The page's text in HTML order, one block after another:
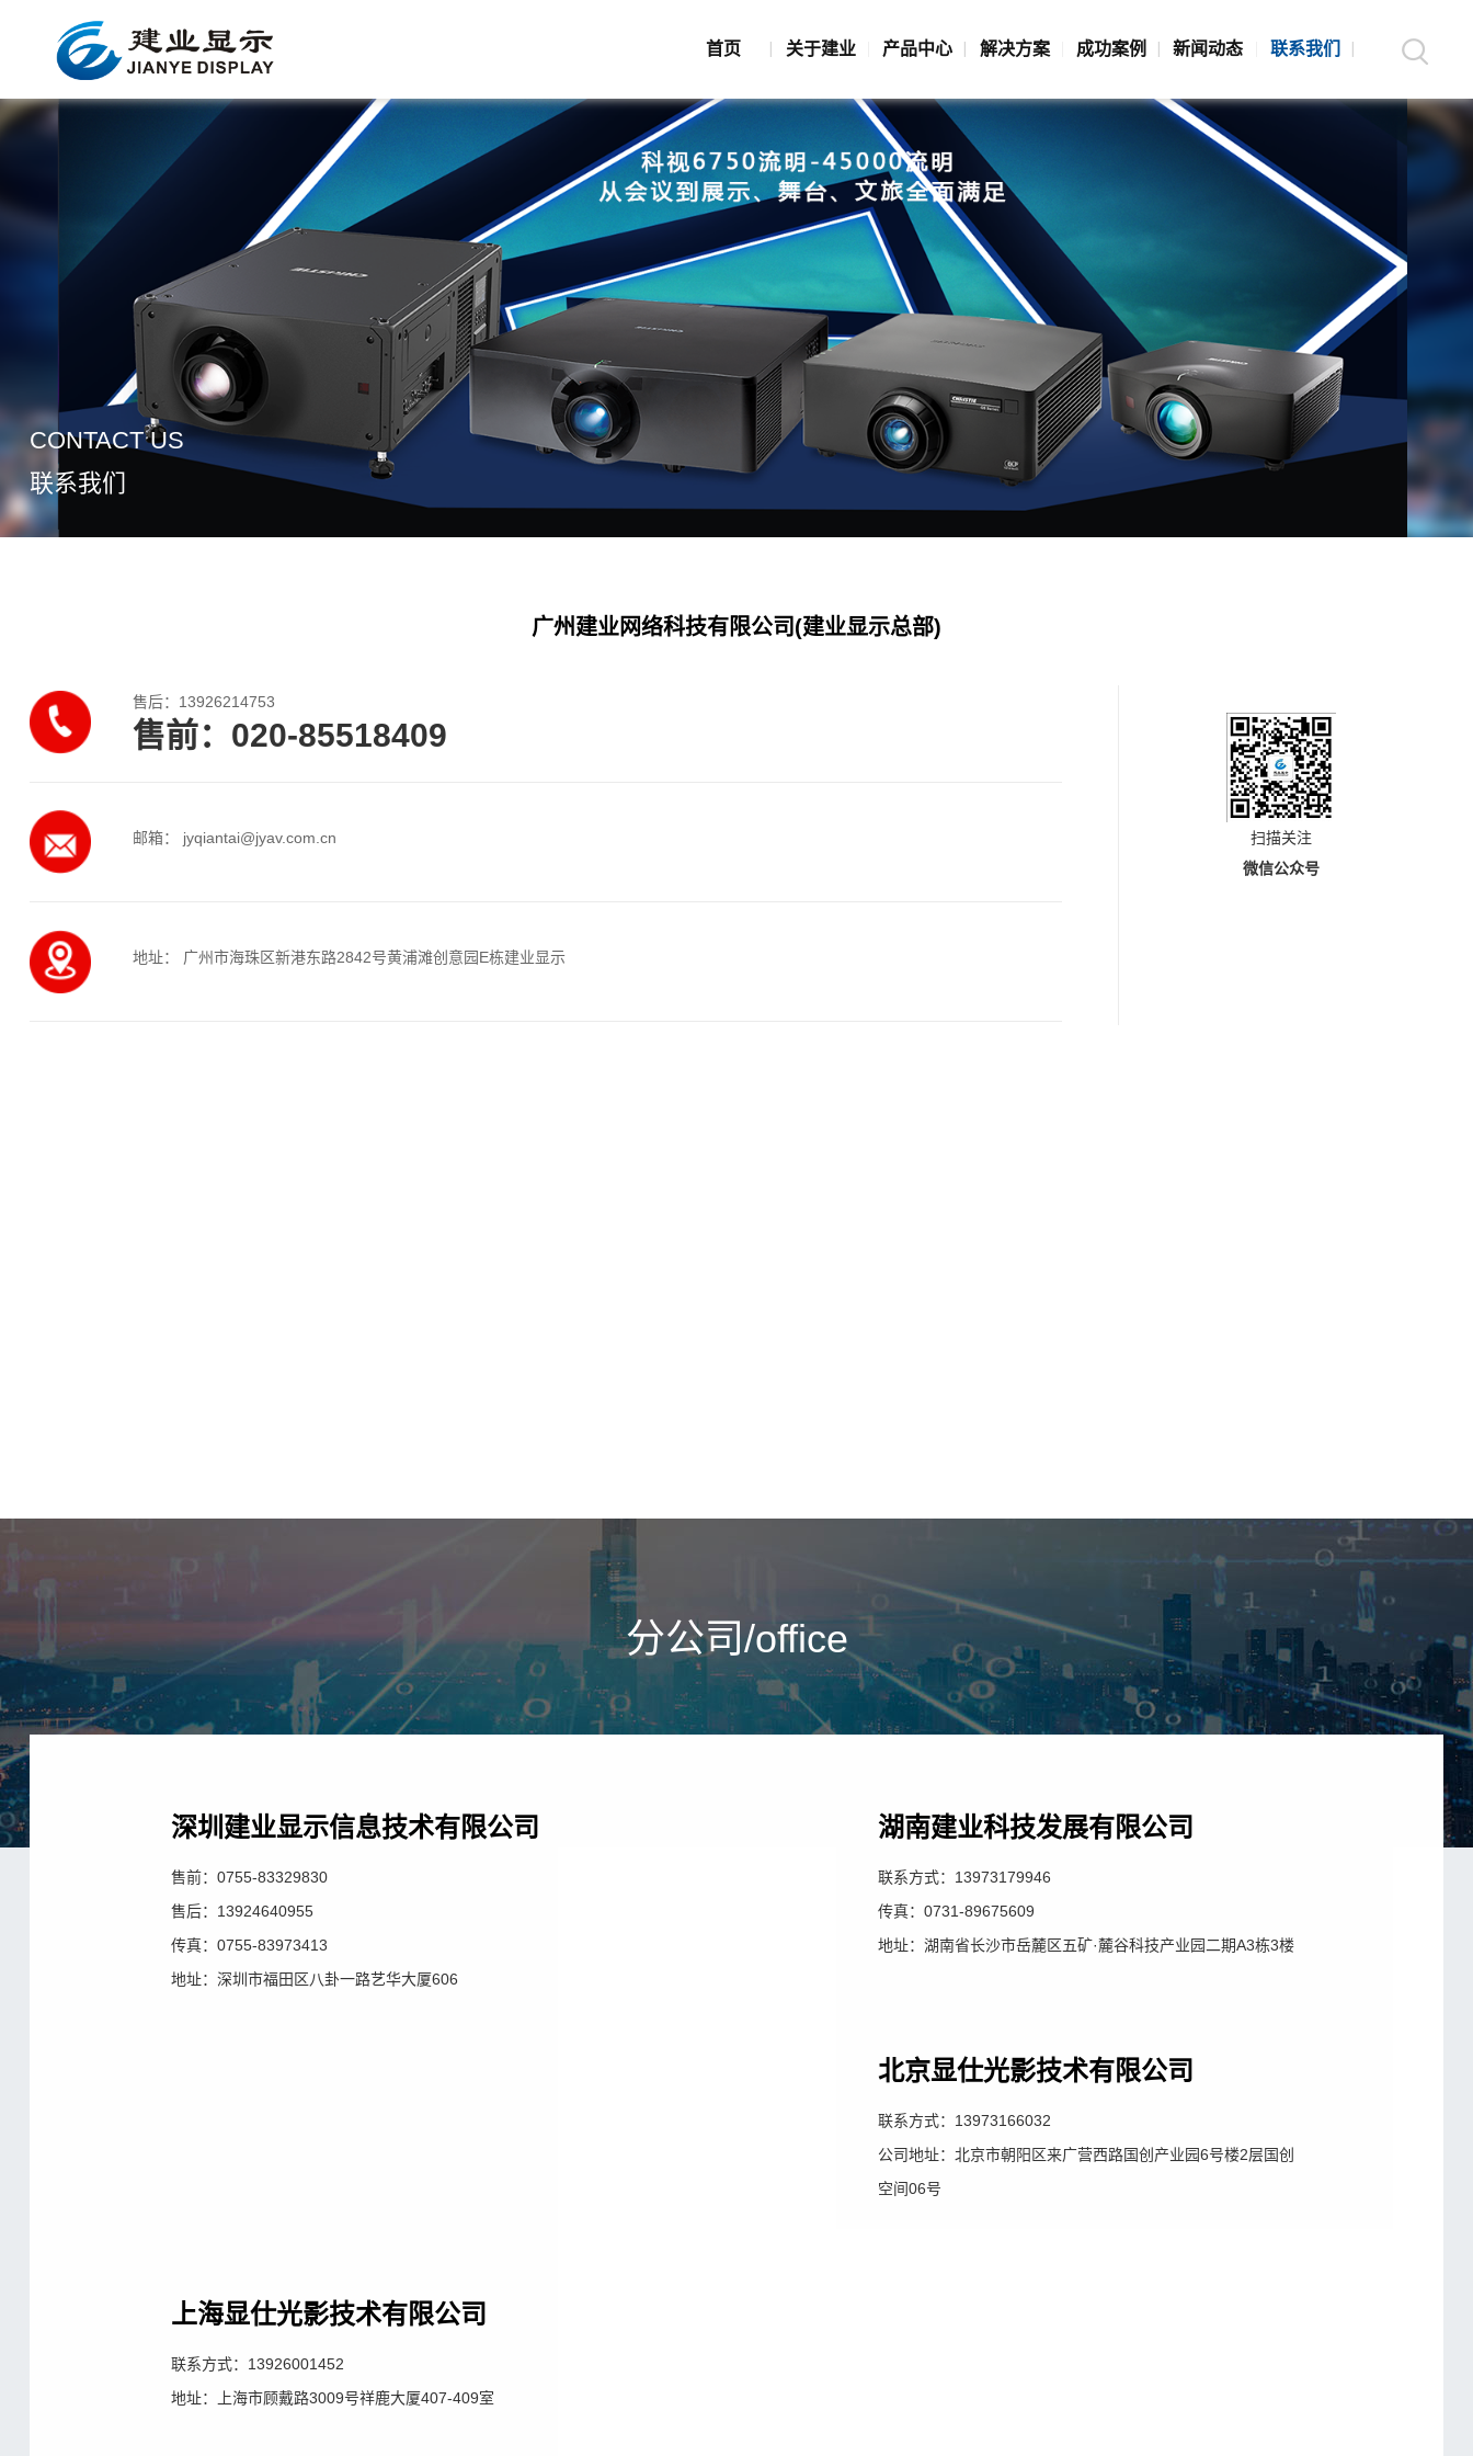
首页 关于建业 产品中心 解决方案 成功案例 新闻动态 联系我们
CONTACT US
联系我们
广州建业网络科技有限公司(建业显示总部)
售后：13926214753
售前：020-85518409
邮箱： jyqiantai@jyav.com.cn
地址： 广州市海珠区新港东路2842号黄浦滩创意园E栋建业显示
扫描关注
微信公众号
分公司/office
深圳建业显示信息技术有限公司
售前：0755-83329830
售后：13924640955
传真：0755-83973413
地址：深圳市福田区八卦一路艺华大厦606
湖南建业科技发展有限公司
联系方式：13973179946
传真：0731-89675609
地址：湖南省长沙市岳麓区五矿·麓谷科技产业园二期A3栋3楼
北京显仕光影技术有限公司
联系方式： 13973166032
公司地址：北京市朝阳区来广营西路国创产业园6号楼2层国创
空间06号
上海显仕光影技术有限公司
联系方式：13926001452
地址：上海市顾戴路3009号祥鹿大厦407-409室